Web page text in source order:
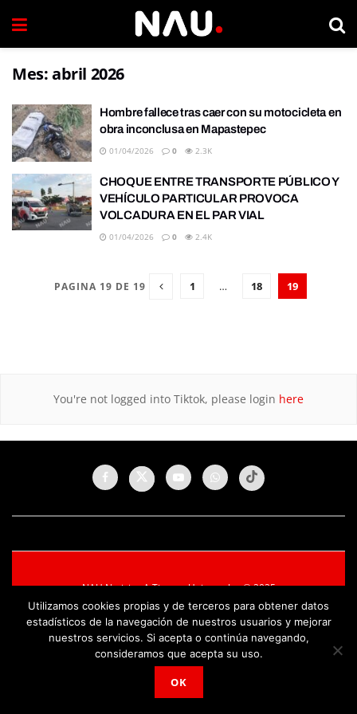
Mes:abril 2026
Hombre fallece tras caer con su motocicleta en
obra inconclusa en Mapastepec
01/04/2026 0 2.3K
CHOQUE ENTRE TRANSPORTE PÚBLICO Y
VEHÍCULO PARTICULAR PROVOCA
VOLCADURA EN EL PAR VIAL
01/04/2026 0 2.4K
PAGINA 19 DE 19 1 … 18 19
You're not logged into Tiktok, please login here
NAU Noticias A Tiempo Universales © 2025
Utilizamos cookies propias y de terceros para obtener datos
estadísticos de la navegación de nuestros usuarios y mejorar
nuestros servicios. Si acepta o continúa navegando,
consideramos que acepta su uso.
OK